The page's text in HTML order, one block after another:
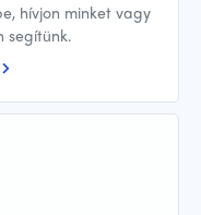
hívjon minket vagy
segítünk.